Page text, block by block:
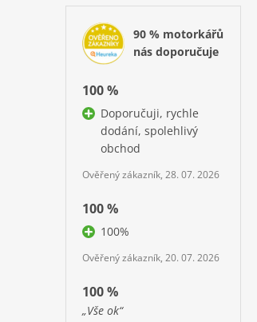
90 % motorkářů
nás doporučuje
100 %
Doporučuji, rychle
dodání, spolehlivý
obchod
Ověřený zákazník, 28. 07. 2026
100 %
100%
Ověřený zákazník, 20. 07. 2026
100 %
„Vše ok“